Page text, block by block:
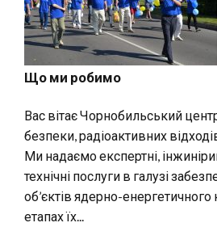
Що ми робимо
Вас вітає Чорнобильський
безпеки, радіоактивних
Ми надаємо експертні,
технічні послуги в галузі
об’єктів ядерно-
етапах їх...